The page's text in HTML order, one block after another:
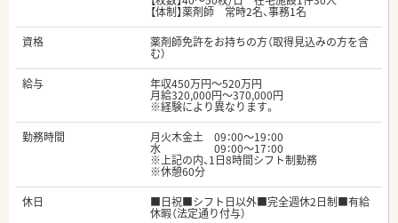
【体制】薬剤師 常時2名、事務1名
資格
薬剤師免許をお持ちの方（取得見込みの方を含
む）
給与
年収450万円～520万円
月給320,000円～370,000円
※経験により異なります。
勤務時間
月火木金土 09：00～19：00
水 09：00～17：00
※上記の内、1日8時間シフト制勤務
※休憩60分
休日
■日祝■シフト日以外■完全週休2日制■有給
休暇（法定通り付与）